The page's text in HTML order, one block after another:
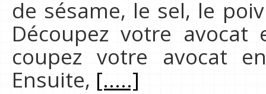
de sésame, le sel, le
Découpez votre
coupez votre avocat
Ensuite, [.....]